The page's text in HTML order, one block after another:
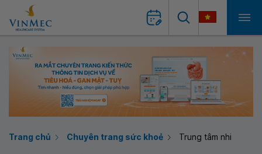
Trang chủ Chuyên trang sức khoẻ Trung tâm nhi